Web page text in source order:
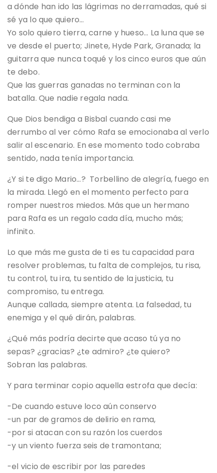
a dónde han ido las lágrimas no derramadas, qué si
sé ya lo que quiero…
Yo solo quiero tierra, carne y hueso… La luna que se
ve desde el puerto; Jinete, Hyde Park, Granada; la
guitarra que nunca toqué y los cinco euros que aún
te debo.
Que las guerras ganadas no terminan con la
batalla. Que nadie regala nada.
Que Dios bendiga a Bisbal cuando casi me
derrumbo al ver cómo Rafa se emocionaba al verlo
salir al escenario. En ese momento todo cobraba
sentido, nada tenía importancia.
¿Y si te digo Mario…? Torbellino de alegría, fuego en
la mirada. Llegó en el momento perfecto para
romper nuestros miedos. Más que un hermano
para Rafa es un regalo cada día, mucho más;
infinito.
Lo que más me gusta de ti es tu capacidad para
resolver problemas, tu falta de complejos, tu risa,
tu control, tu ira, tu sentido de la justicia, tu
compromiso, tu entrega.
Aunque callada, siempre atenta. La falsedad, tu
enemiga y el qué dirán, palabras.
¿Qué más podría decirte que acaso tú ya no
sepas? ¿gracias? ¿te admiro? ¿te quiero?
Sobran las palabras.
Y para terminar copio aquella estrofa que decía:
-De cuando estuve loco aún conservo
-un par de gramos de delirio en rama,
-por si atacan con su razón los cuerdos
-y un viento fuerza seis de tramontana;
-el vicio de escribir por las paredes